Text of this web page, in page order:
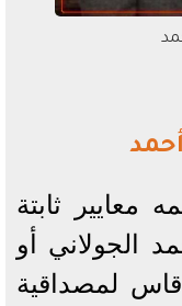
معايير ثابتة
الجولاني أو
قاس لمصداقية